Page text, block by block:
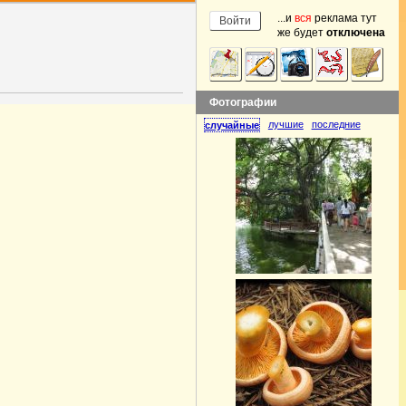
...и вся реклама тут
же будет отключена
Фотографии
случайные лучшие последние